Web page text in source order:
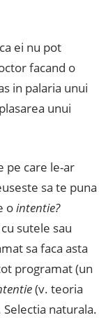
ei nu pot
facand o
in palaria unui
unui
pe care le-ar
sa te puna
ointentie?
sutele sau
sa faca asta
programat (un
(v. teoria
naturala.